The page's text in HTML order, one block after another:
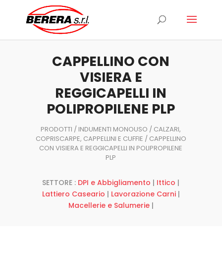
prodotti
CAPPELLINO CON
VISIERA E
REGGICAPELLI IN
POLIPROPILENE PLP
PRODOTTI / INDUMENTI MONOUSO / CALZARI,
COPRISCARPE, CAPPELLINI E CUFFIE / CAPPELLINO
CON VISIERA E REGGICAPELLI IN POLIPROPILENE
PLP
SETTORE : DPI e Abbigliamento | Ittico |
Lattiero Caseario | Lavorazione Carni|
Macellerie e Salumerie|